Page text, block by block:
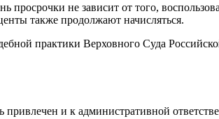
просрочки не зависит от того,
также продолжают начисляться.
практики Верховного Суда
и к административной